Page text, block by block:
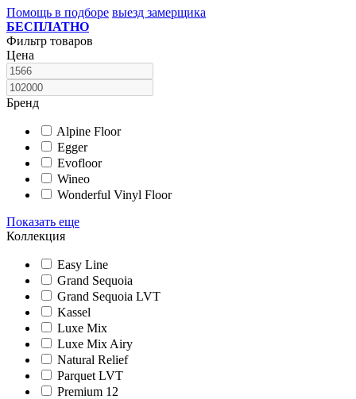
Помощь в подборе выезд замерщика
БЕСПЛАТНО
Фильтр товаров
Цена
Бренд
Alpine Floor
Egger
Evofloor
Wineo
Wonderful Vinyl Floor
Показать еще
Коллекция
Easy Line
Grand Sequoia
Grand Sequoia LVT
Kassel
Luxe Mix
Luxe Mix Airy
Natural Relief
Parquet LVT
Premium 12